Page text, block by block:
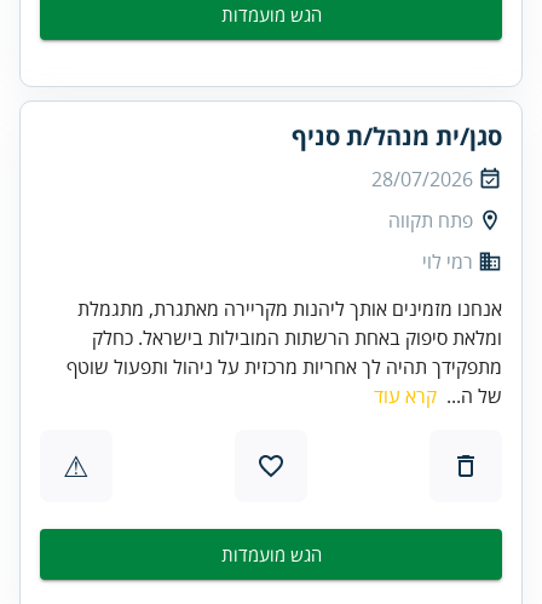
הגש מועמדות
סגן/ית מנהל/ת סניף
28/07/2026
פתח תקווה
רמי לוי
אנחנו מזמינים אותך ליהנות מקריירה מאתגרת, מתגמלת
ומלאת סיפוק באחת הרשתות המובילות בישראל. כחלק
מתפקידך תהיה לך אחריות מרכזית על ניהול ותפעול שוטף
של ה... קרא עוד
⚠
הגש מועמדות